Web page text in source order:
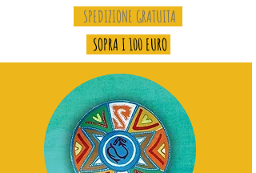
SPEDIZIONE GRATUITA
SOPRA I 100 EURO